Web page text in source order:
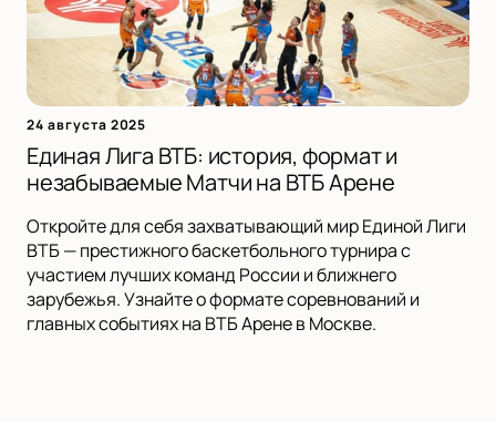
24 августа 2025
Единая Лига ВТБ: история, формат и
незабываемые Матчи на ВТБ Арене
Откройте для себя захватывающий мир Единой Лиги
ВТБ — престижного баскетбольного турнира с
участием лучших команд России и ближнего
зарубежья. Узнайте о формате соревнований и
главных событиях на ВТБ Арене в Москве.